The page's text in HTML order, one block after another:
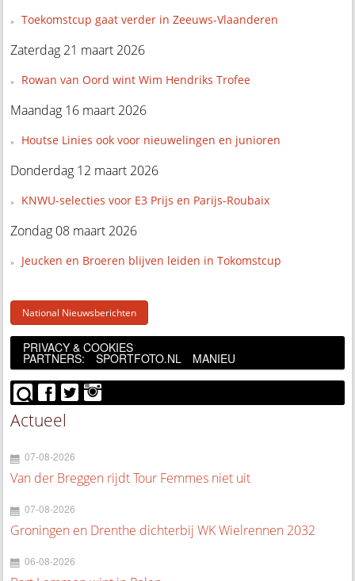
Toekomstcup gaat verder in Zeeuws-Vlaanderen
Zaterdag 21 maart 2026
Rowan van Oord wint Wim Hendriks Trofee
Maandag 16 maart 2026
Houtse Linies ook voor nieuwelingen en junioren
Donderdag 12 maart 2026
KNWU-selecties voor E3 Prijs en Parijs-Roubaix
Zondag 08 maart 2026
Jeucken en Broeren blijven leiden in Tokomstcup
National Nieuwsberichten
PRIVACY & COOKIES
PARTNERS: SPORTFOTO.NL MANIEU
Actueel
07-08-2026
Van der Breggen rijdt Tour Femmes niet uit
07-08-2026
Groningen en Drenthe dichterbij WK Wielrennen 2032
06-08-2026